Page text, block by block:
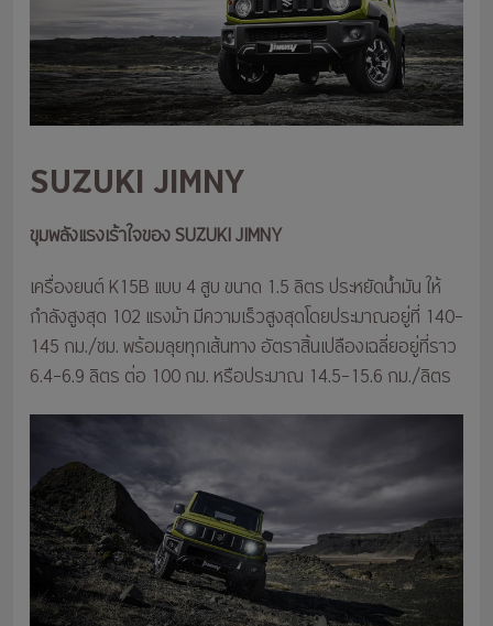
SUZUKI JIMNY
ขุมพลังแรงเร้าใจของ SUZUKI JIMNY
เครื่องยนต์ K15B แบบ 4 สูบ ขนาด 1.5 ลิตร ประหยัดน้ำมัน ให้
กำลังสูงสุด 102 แรงม้า มีความเร็วสูงสุดโดยประมาณอยู่ที่ 140–
145 กม./ชม. พร้อมลุยทุกเส้นทาง อัตราสิ้นเปลืองเฉลี่ยอยู่ที่ราว
6.4–6.9 ลิตร ต่อ 100 กม. หรือประมาณ 14.5–15.6 กม./ลิตร